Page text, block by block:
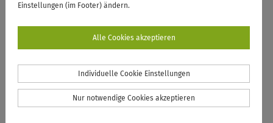
Einstellungen (im Footer) ändern.
Alle Cookies akzeptieren
Individuelle Cookie Einstellungen
Nur notwendige Cookies akzeptieren
Westerhoff, Sonja
Organisationseinheit
Universitätsbibliothek